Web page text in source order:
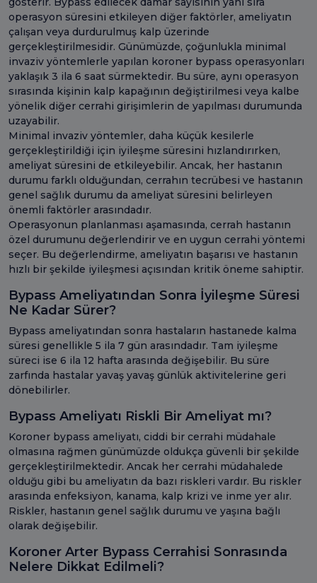
operasyon süresini etkileyen diğer faktörler, ameliyatın
çalışan veya durdurulmuş kalp üzerinde
gerçekleştirilmesidir. Günümüzde, çoğunlukla minimal
invaziv yöntemlerle yapılan koroner bypass operasyonları
yaklaşık 3 ila 6 saat sürmektedir. Bu süre, aynı operasyon
sırasında kişinin kalp kapağının değiştirilmesi veya kalbe
yönelik diğer cerrahi girişimlerin de yapılması durumunda
uzayabilir.
Minimal invaziv yöntemler, daha küçük kesilerle
gerçekleştirildiği için iyileşme süresini hızlandırırken,
ameliyat süresini de etkileyebilir. Ancak, her hastanın
durumu farklı olduğundan, cerrahın tecrübesi ve hastanın
genel sağlık durumu da ameliyat süresini belirleyen
önemli faktörler arasındadır.
Operasyonun planlanması aşamasında, cerrah hastanın
özel durumunu değerlendirir ve en uygun cerrahi yöntemi
seçer. Bu değerlendirme, ameliyatın başarısı ve hastanın
hızlı bir şekilde iyileşmesi açısından kritik öneme sahiptir.
Bypass Ameliyatından Sonra İyileşme Süresi
Ne Kadar Sürer?
Bypass ameliyatından sonra hastaların hastanede kalma
süresi genellikle 5 ila 7 gün arasındadır. Tam iyileşme
süreci ise 6 ila 12 hafta arasında değişebilir. Bu süre
zarfında hastalar yavaş yavaş günlük aktivitelerine geri
dönebilirler.
Bypass Ameliyatı Riskli Bir Ameliyat mı?
Koroner bypass ameliyatı, ciddi bir cerrahi müdahale
olmasına rağmen günümüzde oldukça güvenli bir şekilde
gerçekleştirilmektedir. Ancak her cerrahi müdahalede
olduğu gibi bu ameliyatın da bazı riskleri vardır. Bu riskler
arasında enfeksiyon, kanama, kalp krizi ve inme yer alır.
Riskler, hastanın genel sağlık durumu ve yaşına bağlı
olarak değişebilir.
Koroner Arter Bypass Cerrahisi Sonrasında
Nelere Dikkat Edilmeli?